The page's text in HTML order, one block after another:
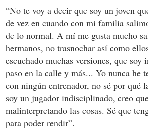
“No te voy a decir que soy un joven
de vez en cuando con mi familia
de lo normal. A mí me gusta mucho
hermanos, no trasnochar así como
escuchado muchas versiones, que
paso en la calle y más... Yo nunca he
con ningún entrenador, no sé por qué
soy un jugador indisciplinado, creo
malinterpretando las cosas. Sé que
para poder rendir”.